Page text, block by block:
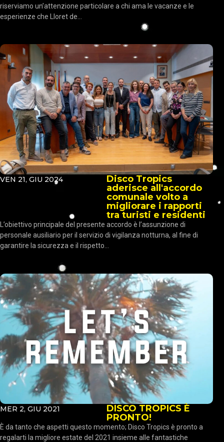
riserviamo un’attenzione particolare a chi ama le vacanze e le
esperienze che Lloret de...
VEN 21, GIU 2024
Disco Tropics
aderisce all'accordo
comunale volto a
migliorare i rapporti
tra turisti e residenti
L’obiettivo principale del presente accordo è l’assunzione di
personale ausiliario per il servizio di vigilanza notturna, al fine di
garantire la sicurezza e il rispetto...
MER 2, GIU 2021
DISCO TROPICS È
PRONTO!
È da tanto che aspetti questo momento; Disco Tropics è pronto a
regalarti la migliore estate del 2021 insieme alle fantastiche